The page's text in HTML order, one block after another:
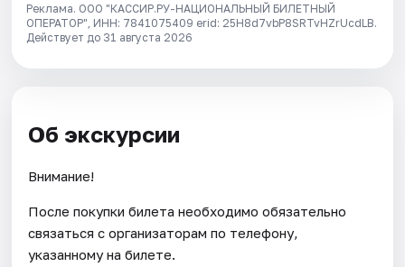
Реклама. ООО "КАССИР.РУ-НАЦИОНАЛЬНЫЙ БИЛЕТНЫЙ
ОПЕРАТОР", ИНН: 7841075409 erid: 25H8d7vbP8SRTvHZrUcdLB.
Действует до 31 августа 2026
Об экскурсии
Внимание!
После покупки билета необходимо обязательно
связаться с организаторам по телефону,
указанному на билете.